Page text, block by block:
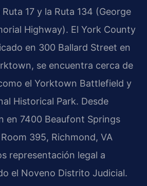
17 y la Ruta 134 (George
Highway). El York County
en 300 Ballard Street en
se encuentra cerca de
el Yorktown Battlefield y
Historical Park. Desde
en 7400 Beaufont Springs
395, Richmond, VA
representación legal a
el Noveno Distrito Judicial.